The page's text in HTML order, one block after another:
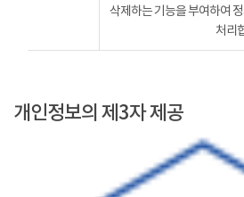
삭제하는 기능을 부여하여
처리
개인정보의 제3자 제공